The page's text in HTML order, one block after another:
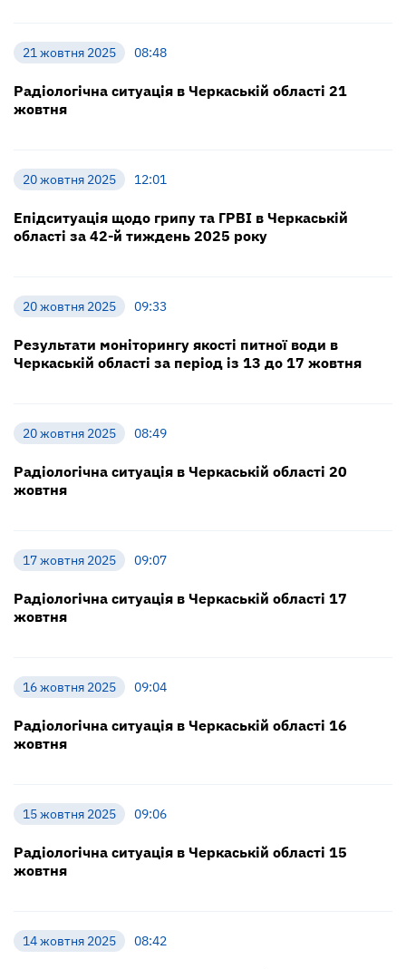
21 жовтня 2025 08:48
Радіологічна ситуація в Черкаській області 21
жовтня
20 жовтня 2025 12:01
Епідситуація щодо грипу та ГРВІ в Черкаській
області за 42-й тиждень 2025 року
20 жовтня 2025 09:33
Результати моніторингу якості питної води в
Черкаській області за період із 13 до 17 жовтня
20 жовтня 2025 08:49
Радіологічна ситуація в Черкаській області 20
жовтня
17 жовтня 2025 09:07
Радіологічна ситуація в Черкаській області 17
жовтня
16 жовтня 2025 09:04
Радіологічна ситуація в Черкаській області 16
жовтня
15 жовтня 2025 09:06
Радіологічна ситуація в Черкаській області 15
жовтня
14 жовтня 2025 08:42